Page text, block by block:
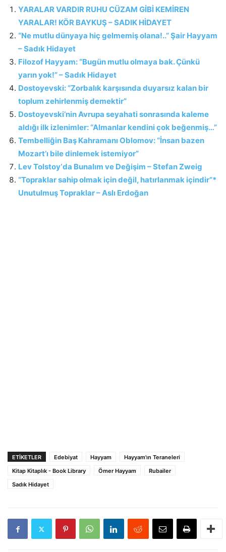
YARALAR VARDIR RUHU CÜZAM GİBİ KEMİREN
YARALAR! KÖR BAYKUŞ – SADIK HİDAYET
“Ne mutlu dünyaya hiç gelmemiş olana!..” Şair Hayyam
– Sadık Hidayet
Filozof Hayyam: “Bugün mutlu olmaya bak. Çünkü
yarın yok!” – Sadık Hidayet
Dostoyevski: “Zorbalık karşısında duyarsız kalan bir
toplum zehirlenmiş demektir”
Dostoyevski’nin Avrupa seyahati sonrasında kaleme
aldığı ilk izlenimler: “Almanlar kendini çok beğenmiş…”
Tembelliğin Baş Kahramanı Oblomov: “İnsan bazen
Mozart’ı bile dinlemek istemiyor”
Lev Tolstoy‘da Bunalım ve Değişim – Stefan Zweig
“Topraklar sahip olmak için değil, hatırlanmak içindir”*
Unutulmuş Topraklar – Aslı Erdoğan
ETIKETLER Edebiyat Hayyam
Hayyam'ın Teraneleri
Kitap Kitaplık - Book Library
Ömer Hayyam
Rubailer
Sadık Hidayet